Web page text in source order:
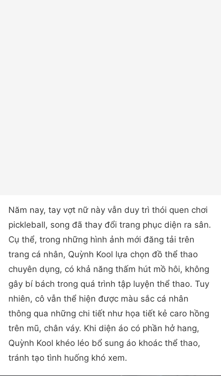
Năm nay, tay vợt nữ này vẫn duy trì thói quen chơi
pickleball, song đã thay đổi trang phục diện ra sân.
Cụ thể, trong những hình ảnh mới đăng tải trên
trang cá nhân, Quỳnh Kool lựa chọn đồ thể thao
chuyên dụng, có khả năng thấm hút mồ hôi, không
gây bí bách trong quá trình tập luyện thể thao. Tuy
nhiên, cô vẫn thể hiện được màu sắc cá nhân
thông qua những chi tiết như họa tiết kẻ caro hồng
trên mũ, chân váy. Khi diện áo có phần hở hang,
Quỳnh Kool khéo léo bổ sung áo khoác thể thao,
tránh tạo tình huống khó xem.